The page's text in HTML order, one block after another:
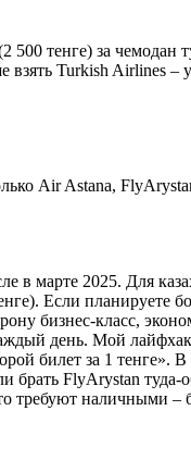
тенге) за
взять Turkish Airlines
Air Astana,
в марте 2025. Для
Если
бизнес-класс,
день. Мой
билет за 1
брать FlyArystan
требуют наличными